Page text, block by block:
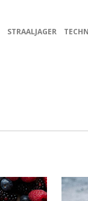
STRAALJAGER